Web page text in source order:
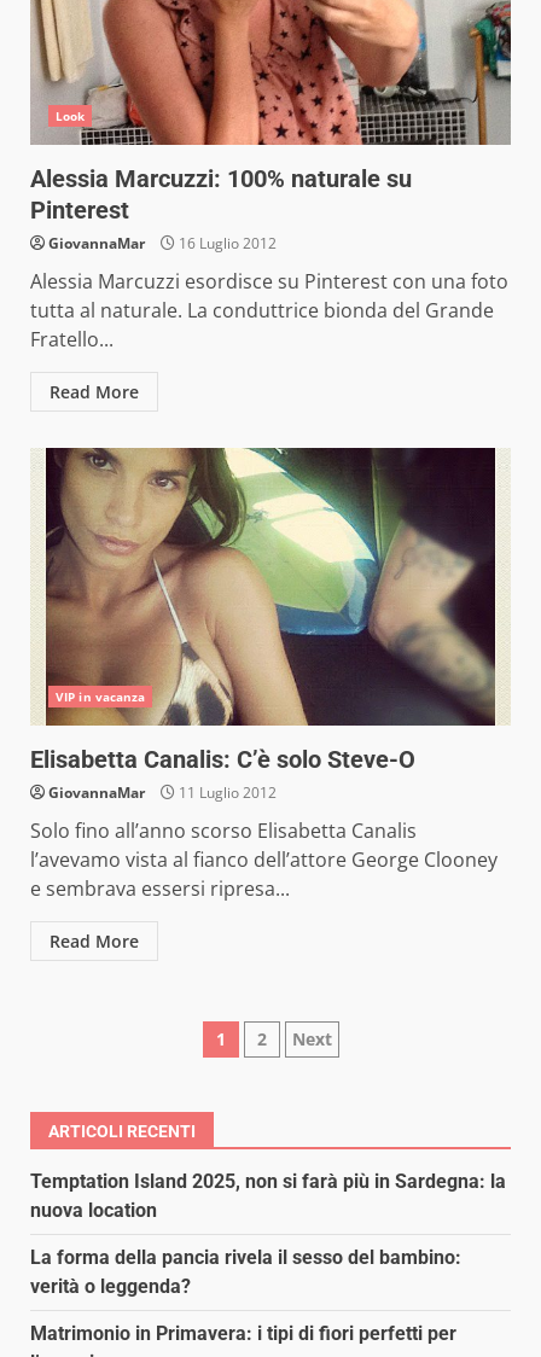
Look
Alessia Marcuzzi: 100% naturale su
Pinterest
GiovannaMar 16 Luglio 2012
Alessia Marcuzzi esordisce su Pinterest con una foto
tutta al naturale. La conduttrice bionda del Grande
Fratello...
Read More
VIP in vacanza
Elisabetta Canalis: C’è solo Steve-O
GiovannaMar 11 Luglio 2012
Solo fino all’anno scorso Elisabetta Canalis
l’avevamo vista al fianco dell’attore George Clooney
e sembrava essersi ripresa...
Read More
Paginazione
articoli
1 2 Next
ARTICOLI RECENTI
Temptation Island 2025, non si farà più in Sardegna: la
nuova location
La forma della pancia rivela il sesso del bambino:
verità o leggenda?
Matrimonio in Primavera: i tipi di fiori perfetti per